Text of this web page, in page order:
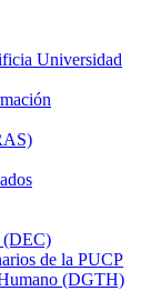
Universidad
(DEC)
de la PUCP
(DGTH)